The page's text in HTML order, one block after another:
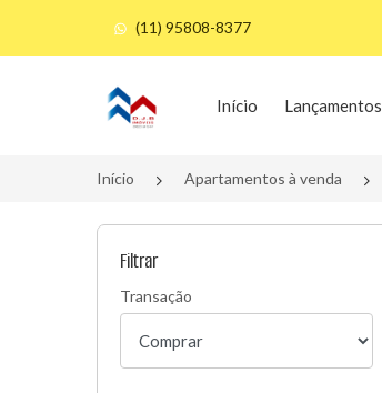
(11) 95808-8377
Página inicial
Início Lançamentos
Início Apartamentos à venda
Filtrar
Transação